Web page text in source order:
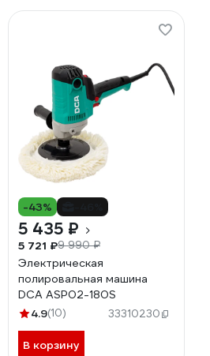
-43%
5 435 ₽
5 721 ₽9 990 ₽
Электрическая
полировальная машина
DCA ASP02-180S
4.9(10) 33310230
В корзину